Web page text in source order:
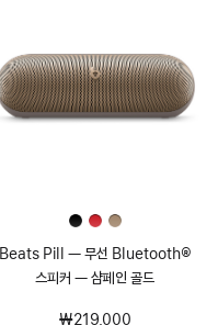
Beats Pill — 무선 Bluetooth®
스피커 — 샴페인 골드
₩219,000